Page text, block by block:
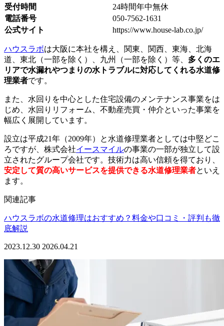
受付時間
24時間年中無休
電話番号
050-7562-1631
公式サイト
https://www.house-lab.co.jp/
ハウスラボは大阪に本社を構え、関東、関西、東海、北海
道、東北（一部を除く）、九州（一部を除く）等、 多くのエ
リアで水漏れやつまりの水トラブルに対応してくれる水道修
理業者です。
また、水回りを中心とした住宅設備のメンテナンス事業をは
じめ、水回りリフォーム、不動産売買・仲介といった事業を
幅広く展開しています。
設立は平成21年（2009年）と水道修理業者としては中堅どこ
ろですが、株式会社イースマイルの事業の一部が独立して設
立されたグループ会社です。技術力は高い信頼を得ており、
安定して質の高いサービスを提供できる水道修理業者といえ
ます。
関連記事
ハウスラボの水道修理はおすすめ？料金や口コミ・評判も徹
底解説
2023.12.30 2026.04.21